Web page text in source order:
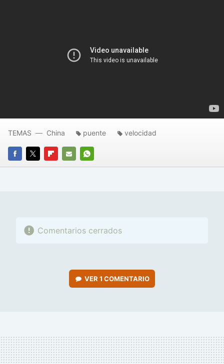
FACEBOOK
TWITTERFLIPBOARD
E-
WHATSAPP
TEMAS China puente velocidad
Comentarios cerrados
VER 1 COMENTARIO